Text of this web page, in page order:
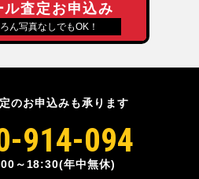
ル査定お申込み
ん写真なしでもOK！
のお申込みも承ります
914-094
～18:30(年中無休)